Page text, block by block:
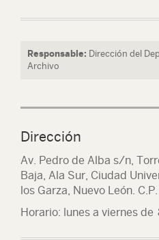
Responsable: Dirección del
Archivo
Dirección
Av. Pedro de Alba s/n,
Baja, Ala Sur, Ciudad
los Garza, Nuevo León.
Horario: lunes a viernes